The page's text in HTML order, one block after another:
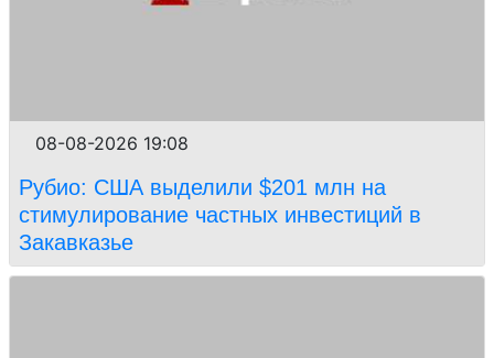
08-08-2026 19:08
Рубио: США выделили $201 млн на
стимулирование частных инвестиций в
Закавказье